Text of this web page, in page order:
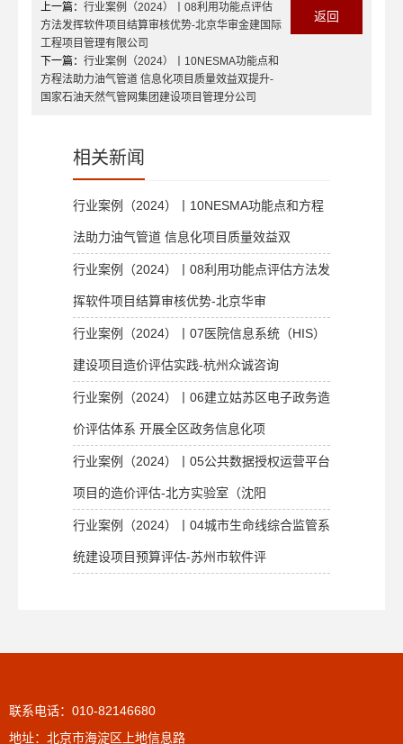
上一篇： 行业案例（2024）丨08利用功能点评估
方法发挥软件项目结算审核优势-北京华审金建国际
工程项目管理有限公司
下一篇： 行业案例（2024）丨10NESMA功能点和
方程法助力油气管道 信息化项目质量效益双提升-
国家石油天然气管网集团建设项目管理分公司
返回
相关新闻
行业案例（2024）丨10NESMA功能点和方程
法助力油气管道 信息化项目质量效益双
行业案例（2024）丨08利用功能点评估方法发
挥软件项目结算审核优势-北京华审
行业案例（2024）丨07医院信息系统（HIS）
建设项目造价评估实践-杭州众诚咨询
行业案例（2024）丨06建立姑苏区电子政务造
价评估体系 开展全区政务信息化项
行业案例（2024）丨05公共数据授权运营平台
项目的造价评估-北方实验室（沈阳
行业案例（2024）丨04城市生命线综合监管系
统建设项目预算评估-苏州市软件评
联系电话：010-82146680
地址：北京市海淀区上地信息路